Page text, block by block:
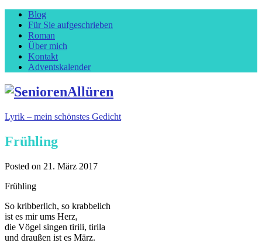
Blog
Für Sie aufgeschrieben
Roman
Über mich
Kontakt
Adventskalender
Lyrik – mein schönstes Gedicht
Frühling
Posted on 21. März 2017
Frühling
So kribberlich, so krabbelich
ist es mir ums Herz,
die Vögel singen tirili, tirila
und draußen ist es März.